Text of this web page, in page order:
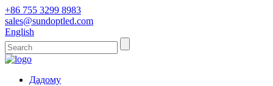
+86 755 3299 8983
sales@sundoptled.com
English
Дадому